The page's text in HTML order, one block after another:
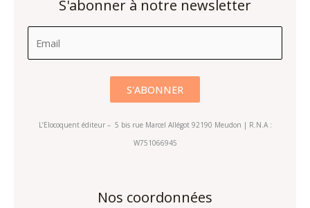
S'abonner à notre newsletter
L’Elocoquent éditeur – 5 bis rue Marcel Allégot 92190 Meudon | R.N.A :
W751066945
Nos coordonnées